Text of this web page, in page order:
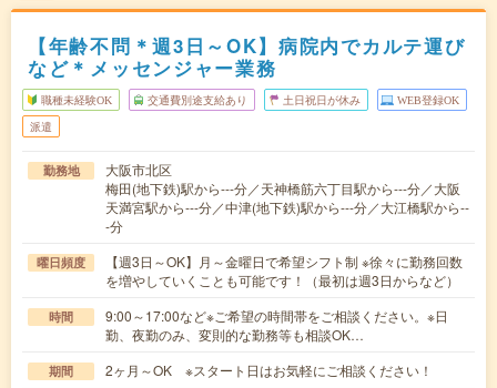
【年齢不問＊週3日～OK】病院内でカルテ運び
など＊メッセンジャー業務
職種未経験OK 交通費別途支給あり 土日祝日が休み WEB登録OK
派遣
勤務地
大阪市北区
梅田(地下鉄)駅から---分／天神橋筋六丁目駅から---分／大阪
天満宮駅から---分／中津(地下鉄)駅から---分／大江橋駅から--
-分
曜日頻度
【週3日～OK】月～金曜日で希望シフト制 ※徐々に勤務回数
を増やしていくことも可能です！（最初は週3日からなど）
時間
9:00～17:00など※ご希望の時間帯をご相談ください。※日
勤、夜勤のみ、変則的な勤務等も相談OK…
期間 2ヶ月～OK ※スタート日はお気軽にご相談ください！